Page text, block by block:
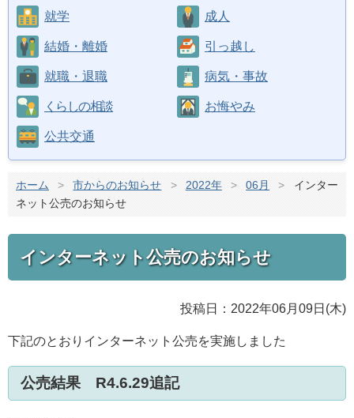
就学 成人
結婚・離婚 引っ越し
就職・退職 病気・事故
くらしの相談 お悔やみ
公共交通
ホーム > 市からのお知らせ > 2022年 > 06月 >
インター
ネット公売のお知らせ
インターネット公売のお知らせ
投稿日：2022年06月09日(木)
下記のとおりインターネット公売を実施しました
公売結果 R4.6.29追記